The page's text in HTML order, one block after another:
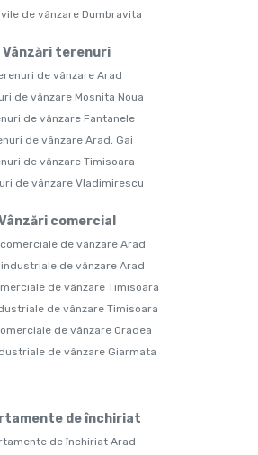
vile de vânzare Dumbravita
Vânzări terenuri
de vânzare Arad
de vânzare Mosnita Noua
de vânzare Fantanele
de vânzare Arad, Gai
de vânzare Timisoara
de vânzare Vladimirescu
comercial
de vânzare Arad
de vânzare Arad
de vânzare Timisoara
de vânzare Timisoara
de vânzare Oradea
de vânzare Giarmata
de închiriat
de închiriat Arad